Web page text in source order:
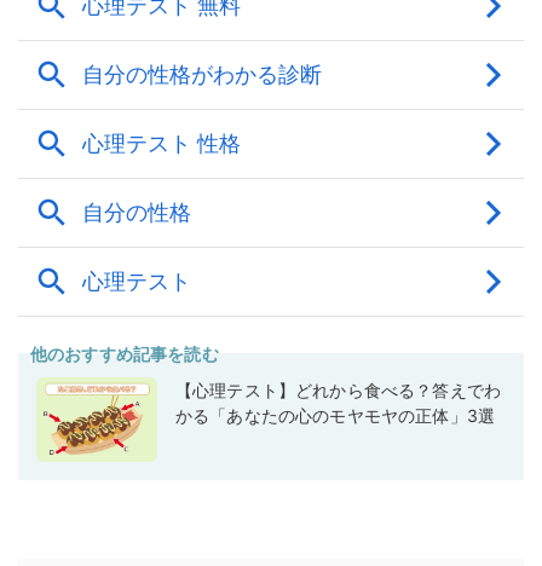
他のおすすめ記事を読む
【心理テスト】どれから食べる？答えでわ
かる「あなたの心のモヤモヤの正体」3選